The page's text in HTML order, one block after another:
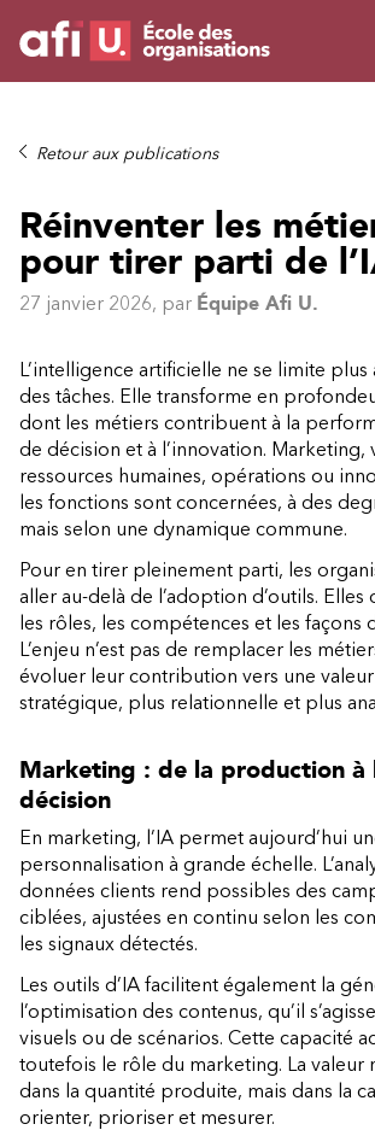
Formations
Sur mesure
À propos
Ressources
Retour aux publications
Réinventer les
pour tirer parti de
27 janvier 2026, par Équipe Afi U.
L’intelligence artificielle ne se limite plus
des tâches. Elle transforme en
dont les métiers contribuent à la
de décision et à l’innovation. Marketing,
ressources humaines, opérations ou
les fonctions sont concernées, à des
mais selon une dynamique commune.
Pour en tirer pleinement parti, les
aller au-delà de l’adoption d’outils.
les rôles, les compétences et les façons
L’enjeu n’est pas de remplacer les
évoluer leur contribution vers une
stratégique, plus relationnelle et plus
Marketing : de la production à
décision
En marketing, l’IA permet aujourd’hui
personnalisation à grande échelle.
données clients rend possibles des
ciblées, ajustées en continu selon les
les signaux détectés.
Les outils d’IA facilitent également la
l’optimisation des contenus, qu’il
visuels ou de scénarios. Cette capacité
toutefois le rôle du marketing. La valeur
dans la quantité produite, mais dans la
orienter, prioriser et mesurer.